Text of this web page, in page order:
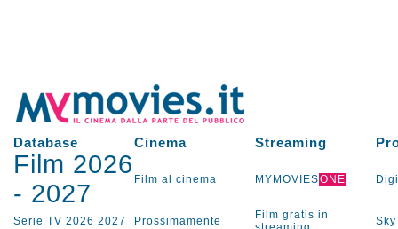
Database Cinema Streaming
Film 2026
- 2027 Film al cinema MYMOVIESONE
Serie TV 2026 2027 Prossimamente
Film gratis in
Sky